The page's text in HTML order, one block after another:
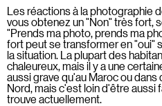
Les réactions à la photographie
vous obtenez un "Non" très fort,
"Prends ma photo, prends ma
fort peut se transformer en "oui"
la situation. La plupart des
chaleureux, mais il y a une
aussi grave qu'au Maroc ou
Nord, mais c'est loin d'être aussi
trouve actuellement.